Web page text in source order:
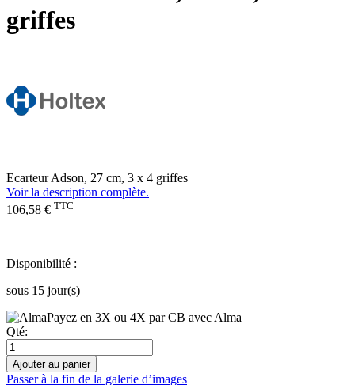
griffes
Ecarteur Adson, 27 cm, 3 x 4 griffes
Voir la description complète.
106,58 € TTC
Disponibilité :
sous 15 jour(s)
Payez en 3X ou 4X par CB avec Alma
Qté:
Ajouter au panier
Passer à la fin de la galerie d’images